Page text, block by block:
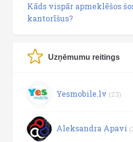
Kāds vispār apmeklēšos
kantorīšus?
Uzņēmumu reitings
Yesmobile.lv (23)
Aleksandra Apavi